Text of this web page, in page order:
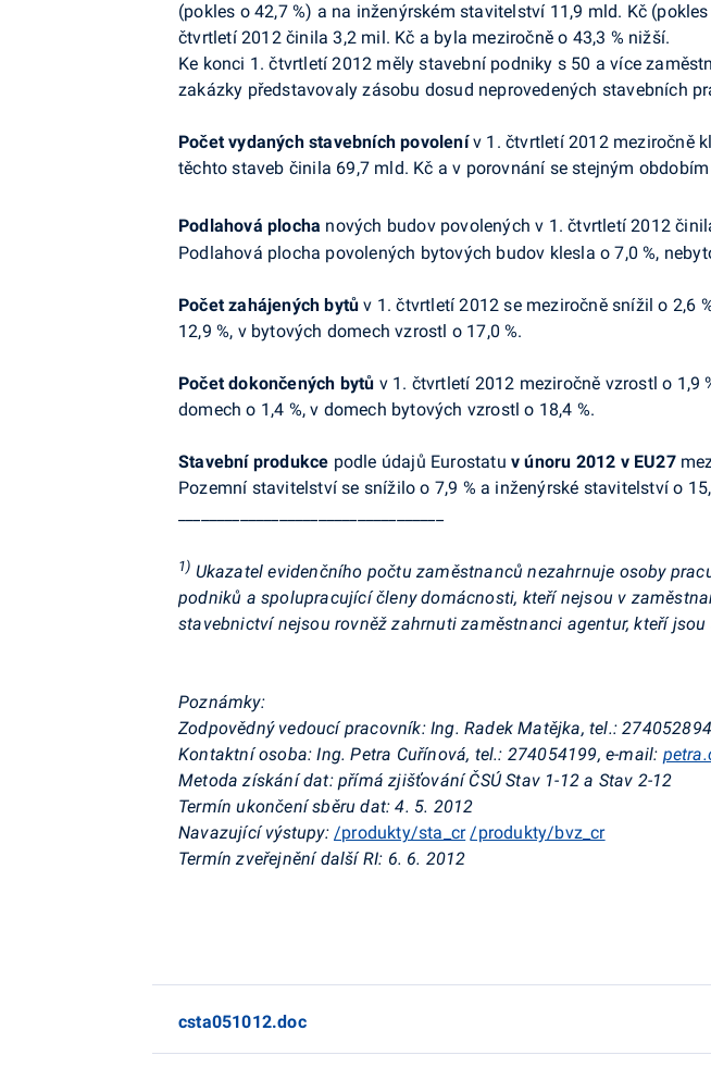
(pokles o 42,7 %) a na inženýrském stavitelství 11,9 mld. Kč
čtvrtletí 2012 činila 3,2 mil. Kč a byla meziročně o 43,3 % nižší.
Ke konci 1. čtvrtletí 2012 měly stavební podniky s 50 a více
zakázky představovaly zásobu dosud neprovedených stavebních
Počet vydaných stavebních povolenív 1. čtvrtletí 2012 meziročně
těchto staveb činila 69,7 mld. Kč a v porovnání se stejným
Podlahová plocha nových budov povolených v 1. čtvrtletí2012
Podlahová plocha povolených bytových budov klesla o 7,0 %,
Počet zahájených bytů v 1. čtvrtletí 2012 se meziročně snížil o 2,6
12,9 %, v bytových domech vzrostl o 17,0 %.
Počet dokončených bytů v 1. čtvrtletí 2012 meziročně vzrostl o 1,9
domech o 1,4 %, v domech bytových vzrostl o 18,4 %.
Stavební produkce podle údajů Eurostatuv únoru 2012 v EU27
Pozemní stavitelství se snížilo o 7,9 % a inženýrské stavitelství o
1) Ukazatel evidenčního počtu zaměstnanců nezahrnuje osoby
podniků a spolupracující členy domácnosti, kteří nejsou v
stavebnictví nejsou rovněž zahrnuti zaměstnanci agentur, kteří
Poznámky:
Zodpovědný vedoucí pracovník: Ing. Radek Matějka, tel.:
Kontaktní osoba: Ing. Petra Cuřínová, tel.: 274054199, e-mail:
Metoda získání dat: přímá zjišťování ČSÚ Stav 1-12 a Stav 2-12
Termín ukončení sběru dat: 4. 5. 2012
Navazující výstupy: /produkty/sta_cr /produkty/bvz_cr
Termín zveřejnění další RI: 6. 6. 2012
csta051012.doc